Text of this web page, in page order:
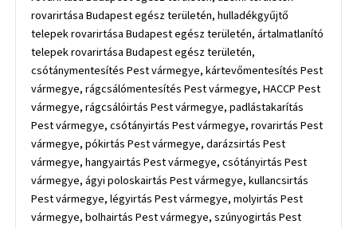
rovarirtása Budapest egész területén, hulladékgyűjtő
telepek rovarirtása Budapest egész területén, ártalmatlanító
telepek rovarirtása Budapest egész területén,
csótánymentesítés Pest vármegye, kártevőmentesítés Pest
vármegye, rágcsálómentesítés Pest vármegye, HACCP Pest
vármegye, rágcsálóirtás Pest vármegye, padlástakarítás
Pest vármegye, csótányirtás Pest vármegye, rovarirtás Pest
vármegye, pókirtás Pest vármegye, darázsirtás Pest
vármegye, hangyairtás Pest vármegye, csótányirtás Pest
vármegye, ágyi poloskairtás Pest vármegye, kullancsirtás
Pest vármegye, légyirtás Pest vármegye, molyirtás Pest
vármegye, bolhairtás Pest vármegye, szúnyogirtás Pest